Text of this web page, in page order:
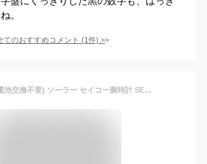
。
てのおすすめコメント (1件) >
[ 当日出荷 ] (電池交換不要) ソーラー セイコー腕時計 SEIKO時計 SEIKO 腕時計 セイコー 時計 アルバ ALBA メンズ 男性 夫 彼氏 ブラック AQGD401 [ ブランド シンプル ラウンド カレンダー スポーツ ビジネス ] 誕生日 新生活 プレゼント ギフト クリスマス